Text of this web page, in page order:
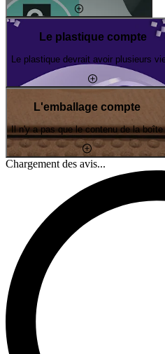
Le plastique compte
Le plastique devrait avoir plusieurs
L'emballage compte
Il n'y a pas que le contenu de la boîte
Chargement des avis...